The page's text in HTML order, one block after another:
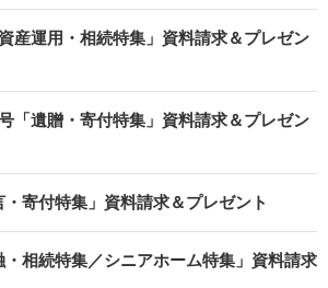
産運用・相続特集」資料請求＆プレゼン
「遺贈・寄付特集」資料請求＆プレゼン
寄付特集」資料請求＆プレゼント
相続特集／シニアホーム特集」資料請求